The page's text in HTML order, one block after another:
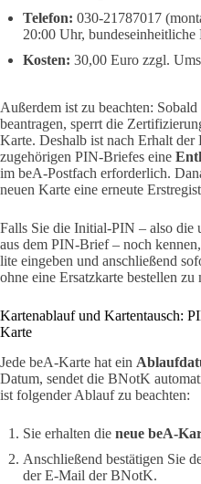
Telefon: 030-21787017
20:00 Uhr, bundeseinheitliche
Kosten: 30,00 Euro zzgl.
Außerdem ist zu beachten:
beantragen, sperrt die
Karte. Deshalb ist nach Erhalt der
zugehörigen PIN-Briefes eine
im beA-Postfach erforderlich.
neuen Karte eine erneute
Falls Sie die Initial-PIN – also die
aus dem PIN-Brief – noch
lite eingeben und anschließend
ohne eine Ersatzkarte bestellen zu
Kartenablauf und Kartentausch:
Karte
Jede beA-Karte hat ein
Datum, sendet die BNotK
ist folgender Ablauf zu beachten:
Sie erhalten die neue beA-
Anschließend bestätigen Sie
der E-Mail der BNotK.